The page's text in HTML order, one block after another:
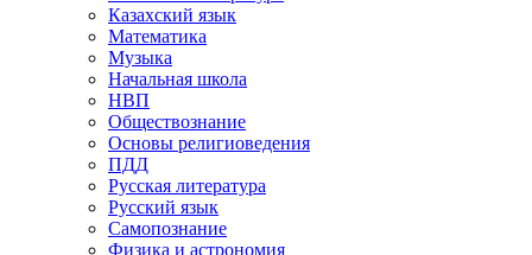
Казахский язык
Математика
Музыка
Начальная школа
НВП
Обществознание
Основы религиоведения
ПДД
Русская литература
Русский язык
Самопознание
Физика и астрономия